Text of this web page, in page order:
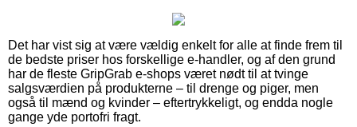
Det har vist sig at være vældig enkelt for alle at finde frem til
de bedste priser hos forskellige e-handler, og af den grund
har de fleste GripGrab e-shops været nødt til at tvinge
salgsværdien på produkterne – til drenge og piger, men
også til mænd og kvinder – eftertrykkeligt, og endda nogle
gange yde portofri fragt.